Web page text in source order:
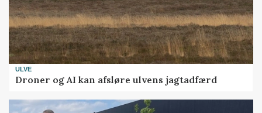
ULVE
Droner og AI kan afsløre ulvens jagtadfærd